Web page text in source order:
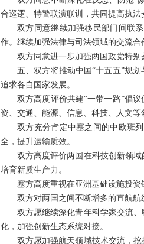
合巡逻、特警联演联训，共同提高执法
双方同意继续加强移民部门间联
作。继续加强法律与司法领域的交流合
双方同意进一步加强两国政党特别
五、双方将推动中国“十五五”规
追求各自国家发展。
双方高度评价共建“一带一路”倡
资、交通、能源、信息、科技、人文等
双方充分肯定中塞之间的中欧班
全，提升运输质效。
双方高度评价两国在科技创新领
培育新质生产力。
塞方高度重视在亚洲基础设施投
双方对两国之间不断增多的直航
双方愿继续深化青年科学家交流
化，加强创新生态系统对接。
双方愿加强航天领域技术交流，